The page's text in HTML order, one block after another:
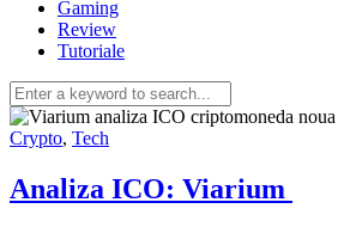
Gaming
Review
Tutoriale
Crypto, Tech
Analiza ICO: Viarium